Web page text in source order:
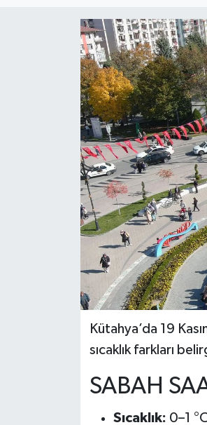
Kütahya’da 19
sıcaklık farkları
SABAH
Sıcaklık: 0–1
Dumlupınar
Ekonomi
Foto Galeri
Köşe Yazıları